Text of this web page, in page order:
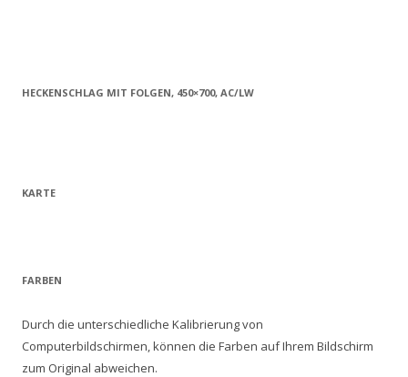
HECKENSCHLAG MIT FOLGEN, 450×700, AC/LW
KARTE
FARBEN
Durch die unterschiedliche Kalibrierung von
Computerbildschirmen, können die Farben auf Ihrem Bildschirm
zum Original abweichen.